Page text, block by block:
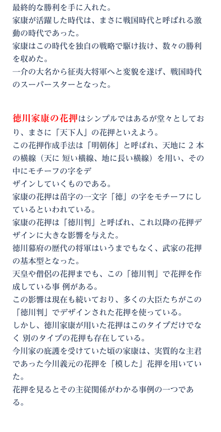
最終的な勝利を手に入れた。
家康が活躍した時代は、まさに戦国時代と呼ばれる激
動の時代であった。
家康はこの時代を独自の戦略で駆け抜け、数々の勝利
を収めた。
一介の大名から征夷大将軍へと変貌を遂げ、戦国時代
のスーパースターとなった。
徳川家康の花押はシンプルではあるが堂々としてお
り、まさに「天下人」の花押といえよう。
この花押作成手法は「明朝体」と呼ばれ、天地に 2 本
の横線（天に 短い横線、地に長い横線）を用い、その
中にモチーフの字をデ
ザインしていくものである。
家康の花押は苗字の一文字「徳」の字をモチーフにし
ているといわれている。
家康の花押は「徳川判」と呼ばれ、これ以降の花押デ
ザインに大きな影響を与えた。
徳川幕府の歴代の将軍はいうまでもなく、武家の花押
の基本型となった。
天皇や僧侶の花押までも、この「徳川判」で花押を作
成している事 例がある。
この影響は現在も続いており、多くの大臣たちがこの
「徳川判」でデザインされた花押を使っている。
しかし、徳川家康が用いた花押はこのタイプだけでな
く 別のタイプの花押も存在している。
今川家の庇護を受けていた頃の家康は、実質的な主君
であった今川義元の花押を「模した」花押を用いてい
た。
花押を見るとその主従関係がわかる事例の一つであ
る。